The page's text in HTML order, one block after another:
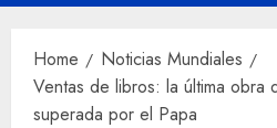
Home
Noticias Mundiales
Ventas de libros: la última obra
superada por el Papa